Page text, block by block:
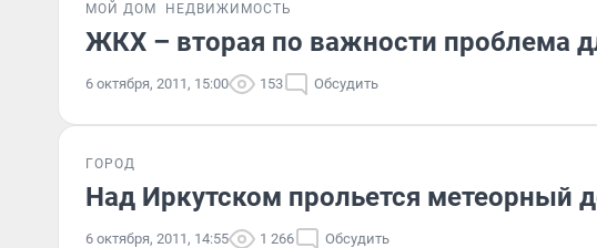
МОЙ ДОМ НЕДВИЖИМОСТЬ
ЖКХ – вторая по важности проблема
6 октября, 2011, 15:00 153 Обсудить
ГОРОД
Над Иркутском прольется метеорный
6 октября, 2011, 14:55 1 266 Обсудить